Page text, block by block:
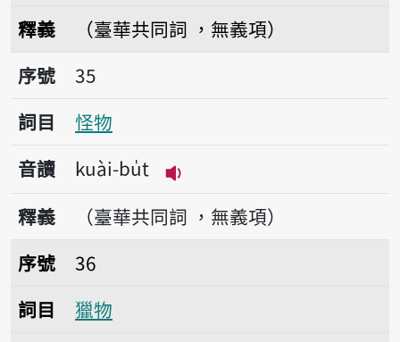
釋義
（臺華共同詞 ，無義項）
序號35怪物
序號
35
詞目
怪物
音讀
kuài-bu̍t
播放音讀kuài-bu̍t
釋義
（臺華共同詞 ，無義項）
序號36獵物
序號
36
詞目
獵物